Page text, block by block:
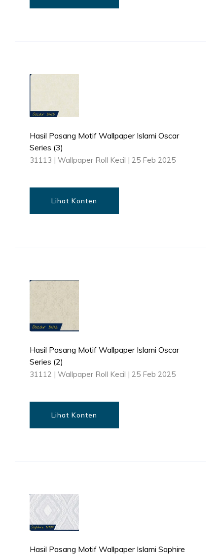
Hasil Pasang Motif Wallpaper Islami Oscar
Series (3)
31113 | Wallpaper Roll Kecil | 25 Feb 2025
Lihat Konten
Hasil Pasang Motif Wallpaper Islami Oscar
Series (2)
31112 | Wallpaper Roll Kecil | 25 Feb 2025
Lihat Konten
Hasil Pasang Motif Wallpaper Islami Saphire